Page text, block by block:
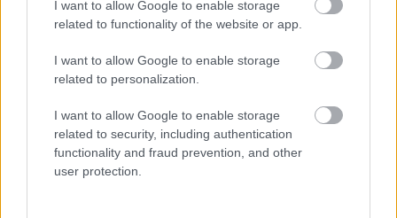
I want to allow Google to enable storage
related to functionality of the website or app.
I want to allow Google to enable storage
related to personalization.
I want to allow Google to enable storage
related to security, including authentication
functionality and fraud prevention, and other
user protection.
Συνελήφθη ο ιδιοκτήτης
Κανελλοπούλου για να αντιμετωπιστούν τα
προβλήματα οδικής ασφάλειας
Νέο πρόστιμο-ρεκόρ στη Meta: 567 εκατ.
δολάρια για την ασφάλεια των παιδιών στα
social media